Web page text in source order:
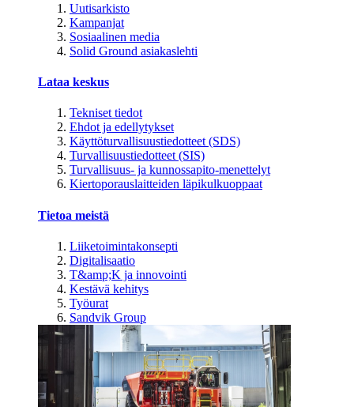
Uutisarkisto
Kampanjat
Sosiaalinen media
Solid Ground asiakaslehti
Lataa keskus
Tekniset tiedot
Ehdot ja edellytykset
Käyttöturvallisuustiedotteet (SDS)
Turvallisuustiedotteet (SIS)
Turvallisuus- ja kunnossapito-menettelyt
Kiertoporauslaitteiden läpikulkuoppaat
Tietoa meistä
Liiketoimintakonsepti
Digitalisaatio
T&amp;K ja innovointi
Kestävä kehitys
Työurat
Sandvik Group